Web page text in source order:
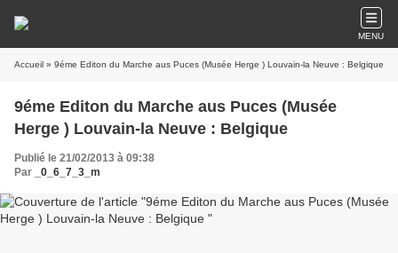
MENU
Accueil » 9éme Editon du Marche aus Puces (Musée Herge ) Louvain-la Neuve : Belgique
9éme Editon du Marche aus Puces (Musée
Herge ) Louvain-la Neuve : Belgique
Publié le 21/02/2013 à 09:38
Par
_0_6_7_3_m